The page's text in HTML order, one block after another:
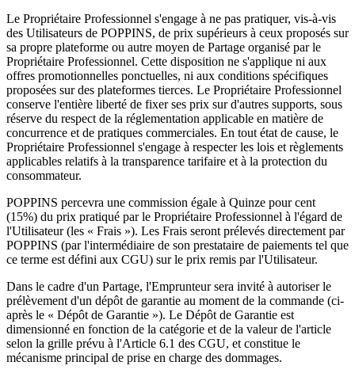
Le Propriétaire Professionnel s'engage à ne pas pratiquer, vis-à-vis
des Utilisateurs de POPPINS, de prix supérieurs à ceux proposés sur
sa propre plateforme ou autre moyen de Partage organisé par le
Propriétaire Professionnel. Cette disposition ne s'applique ni aux
offres promotionnelles ponctuelles, ni aux conditions spécifiques
proposées sur des plateformes tierces. Le Propriétaire Professionnel
conserve l'entière liberté de fixer ses prix sur d'autres supports, sous
réserve du respect de la réglementation applicable en matière de
concurrence et de pratiques commerciales. En tout état de cause, le
Propriétaire Professionnel s'engage à respecter les lois et règlements
applicables relatifs à la transparence tarifaire et à la protection du
consommateur.
POPPINS percevra une commission égale à Quinze pour cent
(15%) du prix pratiqué par le Propriétaire Professionnel à l'égard de
l'Utilisateur (les « Frais »). Les Frais seront prélevés directement par
POPPINS (par l'intermédiaire de son prestataire de paiements tel que
ce terme est défini aux CGU) sur le prix remis par l'Utilisateur.
Dans le cadre d'un Partage, l'Emprunteur sera invité à autoriser le
prélèvement d'un dépôt de garantie au moment de la commande (ci-
après le « Dépôt de Garantie »). Le Dépôt de Garantie est
dimensionné en fonction de la catégorie et de la valeur de l'article
selon la grille prévu à l'Article 6.1 des CGU, et constitue le
mécanisme principal de prise en charge des dommages.